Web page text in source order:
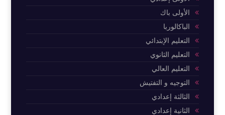
الأولى باك
الباكالوربا
التعليم الإبتدائي
التعليم الثانوي
التعليم العالي
التوجيه و التفتيش
الثالثة إعدادي
الثانية إعدادي